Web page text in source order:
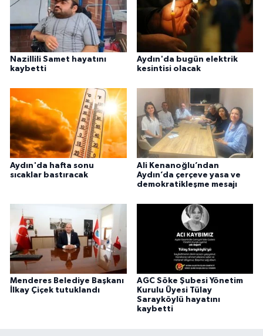
Nazillili Samet hayatını
kaybetti
Aydın'da bugün elektrik
kesintisi olacak
Aydın'da hafta sonu
sıcaklar bastıracak
Ali Kenanoğlu’ndan
Aydın’da çerçeve yasa ve
demokratikleşme mesajı
Menderes Belediye Başkanı
İlkay Çiçek tutuklandı
AGC Söke Şubesi Yönetim
Kurulu Üyesi Tülay
Sarayköylü hayatını
kaybetti